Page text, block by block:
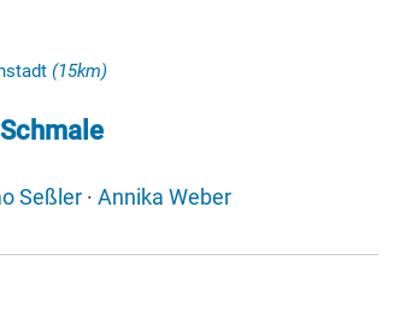
(15km)
Seßler · Annika Weber